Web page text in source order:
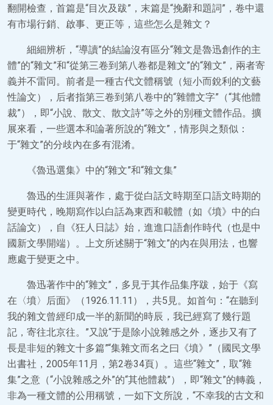
翻開檢查，首篇是“目次及跋”，末篇是“挽辭和題詞”，卷中還
有市場行銷、啟事、更正等，這些怎么是雜文？
細細辨析，“導讀”的結論沒有區分“雜文是魯迅創作的主
體”的“雜文”和“從第三卷到第八卷都是雜文”的“雜文”，兩者寄
義并不雷同。前者是一種古代文體稱號（短小而銳利的文藝
性論文），后者指第三卷到第八卷中的“雜體文字”（“其他體
裁”），即“小說、散文、散文詩”等之外的別種文體作品。擴
展來看，一些選本和論著所說的“雜文”，情形與之類似：
于“雜文”的分歧內在多有混淆。
《魯迅選集》中的“雜文”和“雜文集”
魯迅的生涯與著作，處于從白話文時期至口語文時期的
變更時代，晚期寫作以白話為東西和載體（如《墳》中的白
話論文），自《狂人日誌》始，進進口語創作時代（也是中
國新文學開端）。上文所述關于“雜文”的內在與用法，也響
應處于變更之中。
魯迅著作中的“雜文”，多見于其作品集序跋，始于《寫
在〈墳〉后面》（1926.11.11），共5見。如首句：“在聽到
我的雜文曾經印成一半的新聞的時辰，我已經寫了幾行題
記，寄往北京往。”又說“于是除小說雜感之外，逐步又有了
長是非短的雜文十多篇”“集雜文而名之曰《墳》”（國民文學
出書社，2005年11月，第2卷34頁）。這些“雜文”，取“雜
集”之意（“小說雜感之外”的“其他體裁”），即“雜文”的轉義，
非為一種文體的公用稱號，一如下文所說，“不幸我的古文和